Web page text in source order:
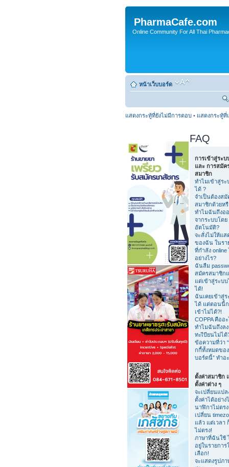
PharmaCafe.com
Online Community For All Thai
หน้าเว็บบอร์ด
แสดงกระทู้ที่ยังไม่มีการตอบ • แสดงกระทู้ที่
FAQ
การเข้าสู่ระบ
และ การสมัค
สมาชิก
ทำไมเข้าสู่ระ
ได้ ?
จำเป็นต้องสมั
สมาชิกด้วยห
ทำไมฉันถึงอ
จากระบบโดย
อัตโนมัติ?
จะสั่งไม่ให้แส
ของฉัน ในรา
ที่กำลัง online
อย่างไร?
ฉันลืม
สมัครสมาชิก
แต่เข้าสู่ระบบ
ได้!
ฉันเคยเข้าสู่ร
ได้ แต่ตอนนี้
เข้าไม่ได้?!
COPPA คืออ
ทำไมฉันถึงลง
ทะเีบียนไม่ได้
ข้อความที่ว่า
กกี้ทั้งหมดของ
บอร์ดนี้” ทำอ
ตั้งค่าสมาชิก
ตั้งค่าต่าง ๆ
จะเปลี่ยนแปล
ตั้งค่าได้อย่าง
นาฬิกาไม่ตร
เปลี่ยน
แล้ว แต่เวลา
ไม่ตรง!
ภาษาที่ฉันใช้
อยู่ในรายการ
เลือก!
จะแสดงรูปภ